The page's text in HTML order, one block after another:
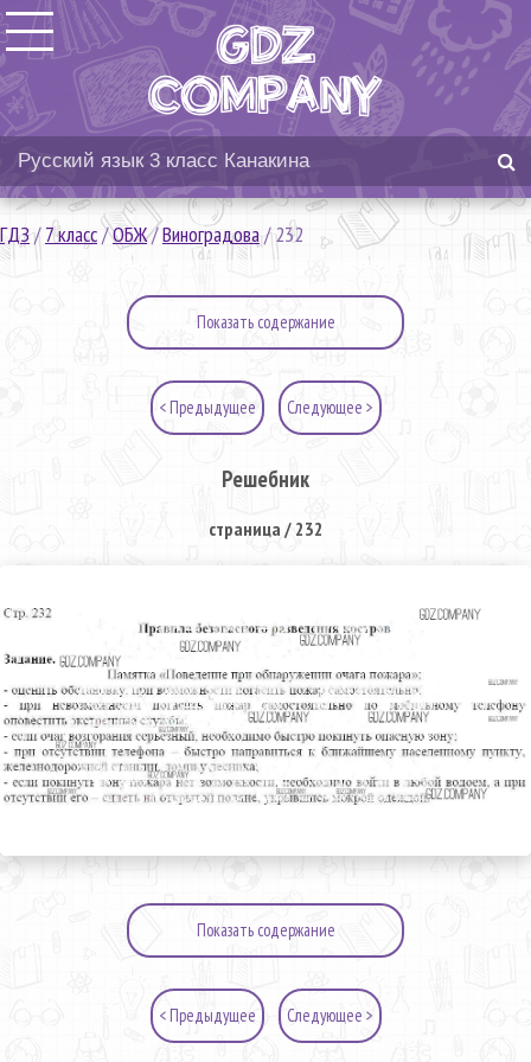
ГДЗ/7 класс/ОБЖ/Виноградова/232
Показать содержание
< Предыдущее Следующее >
Решебник
страница / 232
Показать содержание
< Предыдущее Следующее >